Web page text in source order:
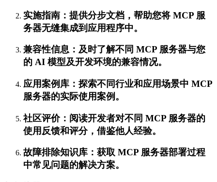
实施指南：提供分步文档，帮助您将 MCP 服
务器无缝集成到应用程序中。
兼容性信息：及时了解不同 MCP 服务器与您
的 AI 模型及开发环境的兼容情况。
应用案例库：探索不同行业和应用场景中 MCP
服务器的实际使用案例。
社区评价：阅读开发者对不同 MCP 服务器的
使用反馈和评分，借鉴他人经验。
故障排除知识库：获取 MCP 服务器部署过程
中常见问题的解决方案。